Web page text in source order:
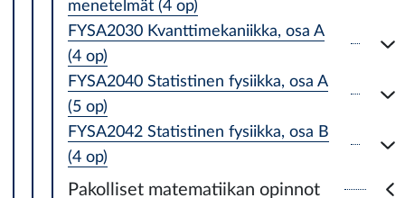
menetelmät (4 op)
FYSA2030 Kvanttimekaniikka, osa A
(4 op)
FYSA2040 Statistinen fysiikka, osa A
(5 op)
FYSA2042 Statistinen fysiikka, osa B
(4 op)
Pakolliset matematiikan opinnot